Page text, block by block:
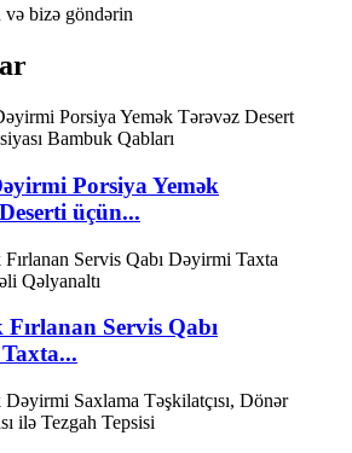
və bizə göndərin
Porsiya Yemək
üçün...
Servis Qabı